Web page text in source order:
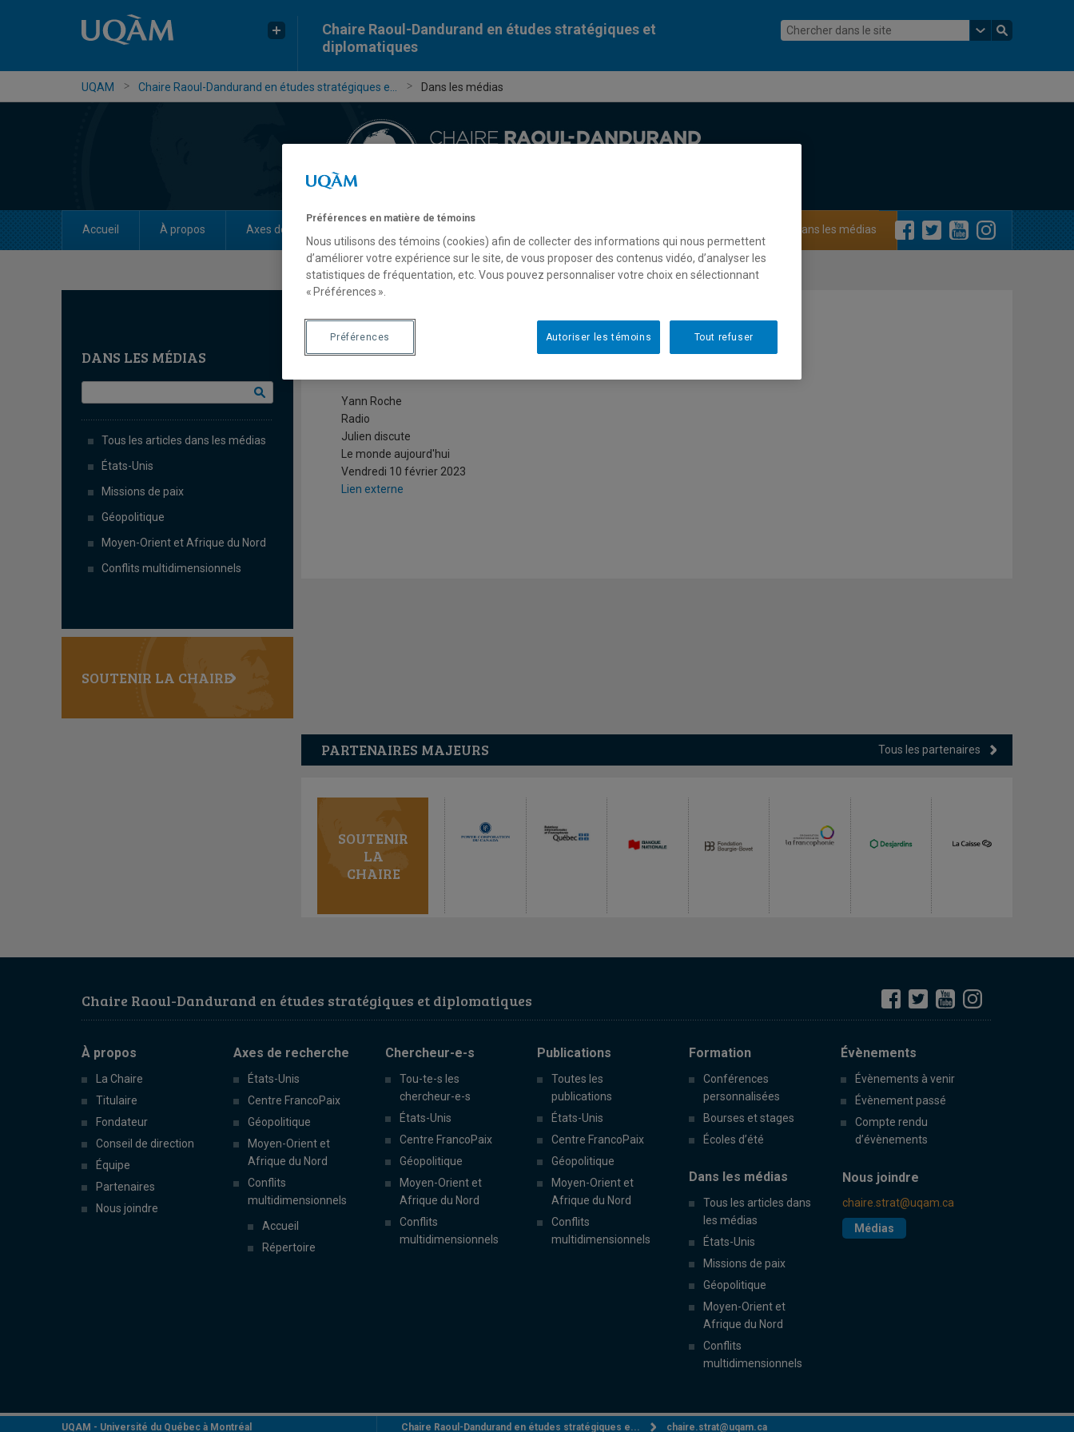
Chaire Raoul-Dandurand en études stratégiques et
diplomatiques
UQAM Chaire Raoul-Dandurand en études stratégiques e... Dans les médias
Accueil À propos Axes de recherche Dans les médias
DANS LES MÉDIAS
Tous les articles dans les médias
États-Unis
Missions de paix
Géopolitique
Moyen-Orient et Afrique du Nord
Conflits multidimensionnels
SOUTENIR LA CHAIRE
L’affaire du ballon espion chinois
Yann Roche
Radio
Julien discute
Le monde aujourd'hui
Vendredi 10 février 2023
Lien externe
PARTENAIRES MAJEURS Tous les partenaires
SOUTENIR
LA
CHAIRE
Chaire Raoul-Dandurand en études stratégiques et diplomatiques
À propos
La Chaire
Titulaire
Fondateur
Conseil de direction
Équipe
Partenaires
Nous joindre
Axes de recherche
États-Unis
Centre FrancoPaix
Géopolitique
Moyen-Orient et
Afrique du Nord
Conflits
multidimensionnels
Accueil
Répertoire
Chercheur-e-s
Tou-te-s les
chercheur-e-s
États-Unis
Centre FrancoPaix
Géopolitique
Moyen-Orient et
Afrique du Nord
Conflits
multidimensionnels
Publications
Toutes les
publications
États-Unis
Centre FrancoPaix
Géopolitique
Moyen-Orient et
Afrique du Nord
Conflits
multidimensionnels
Formation
Conférences
personnalisées
Bourses et stages
Écoles d’été
Évènements
Évènements à venir
Évènement passé
Compte rendu
d’évènements
Dans les médias
Tous les articles dans
les médias
États-Unis
Missions de paix
Géopolitique
Moyen-Orient et
Afrique du Nord
Conflits
multidimensionnels
Nous joindre
chaire.strat@uqam.ca
Médias
UQAM - Université du Québec à Montréal Chaire Raoul-Dandurand en études stratégiques e... chaire.strat@uqam.ca
Préférences en matière de témoins
Nous utilisons des témoins (cookies) afin de collecter des informations qui nous permettent
d’améliorer votre expérience sur le site, de vous proposer des contenus vidéo, d’analyser les
statistiques de fréquentation, etc. Vous pouvez personnaliser votre choix en sélectionnant
« Préférences ».
Tout refuser
Autoriser les témoins
Préférences